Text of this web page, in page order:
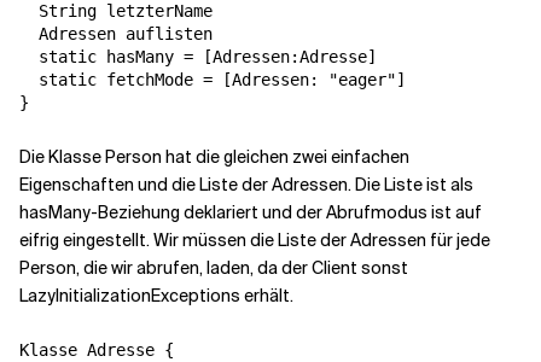
  String letzterName
  Adressen auflisten
  static hasMany = [Adressen:Adresse]
  static fetchMode = [Adressen: "eager"]
}
Die Klasse Person hat die gleichen zwei einfachen
Eigenschaften und die Liste der Adressen. Die Liste ist als
hasMany-Beziehung deklariert und der Abrufmodus ist auf
eifrig eingestellt. Wir müssen die Liste der Adressen für jede
Person, die wir abrufen, laden, da der Client sonst
LazyInitializationExceptions erhält.
Klasse Adresse {